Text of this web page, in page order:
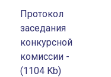
Протокол
заседания
конкурсной
комиссии -
(1104 Kb)